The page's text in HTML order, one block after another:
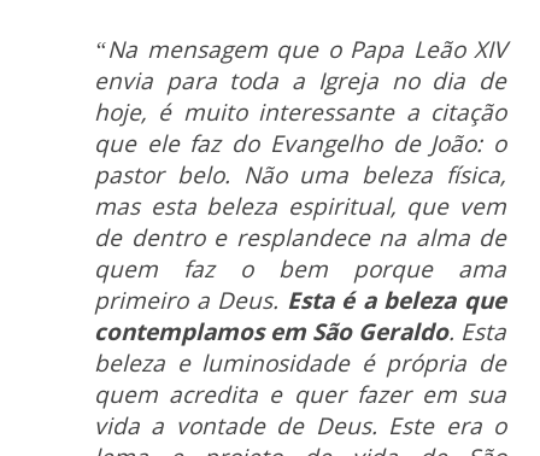
“Na mensagem que o Papa Leão XIV
envia para toda a Igreja no dia de
hoje, é muito interessante a citação
que ele faz do Evangelho de João: o
pastor belo. Não uma beleza física,
mas esta beleza espiritual, que vem
de dentro e resplandece na alma de
quem faz o bem porque ama
primeiro a Deus. Esta é a beleza que
contemplamos em São Geraldo. Esta
beleza e luminosidade é própria de
quem acredita e quer fazer em sua
vida a vontade de Deus. Este era o